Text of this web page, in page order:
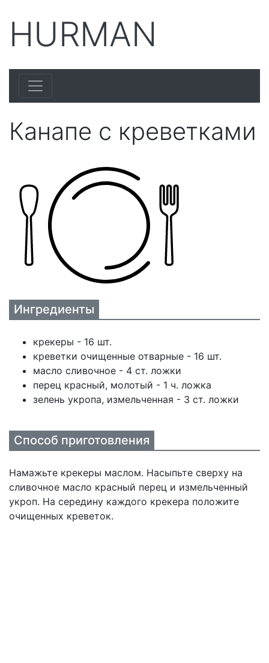
HURMAN
Канапе с креветками
Ингредиенты
крекеры - 16 шт.
креветки очищенные отварные - 16 шт.
масло сливочное - 4 ст. ложки
перец красный, молотый - 1 ч. ложка
зелень укропа, измельченная - 3 ст. ложки
Способ приготовления
Намажьте крекеры маслом. Насыпьте сверху на
сливочное масло красный перец и измельченный
укроп. На середину каждого крекера положите
очищенных креветок.